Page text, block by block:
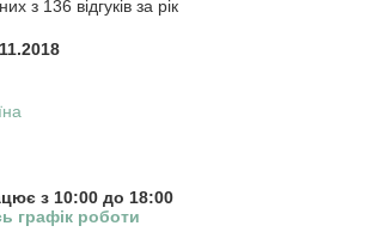
з 136 відгуків за рік
з 10:00 до 18:00
графік роботи